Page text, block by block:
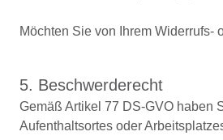
Möchten Sie von Ihrem Widerrufs-
5. Beschwerderecht
Gemäß Artikel 77 DS-GVO haben
Aufenthaltsortes oder